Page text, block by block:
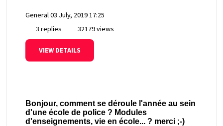
General03 July, 2019 17:25
3 replies
32179 views
VIEW DETAILS
Bonjour, comment se déroule l'année au sein
d'une école de police ? Modules
d'enseignements, vie en école... ? merci ;-)